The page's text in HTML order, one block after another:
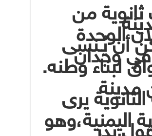
ثانوية من
الوحدة
أن يُـنسى
وجدان
لبناء وطنه.
يرى
اليمنية،وهو